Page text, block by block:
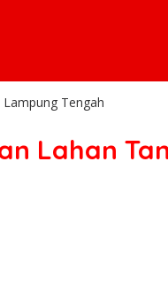
Tengah
Lahan